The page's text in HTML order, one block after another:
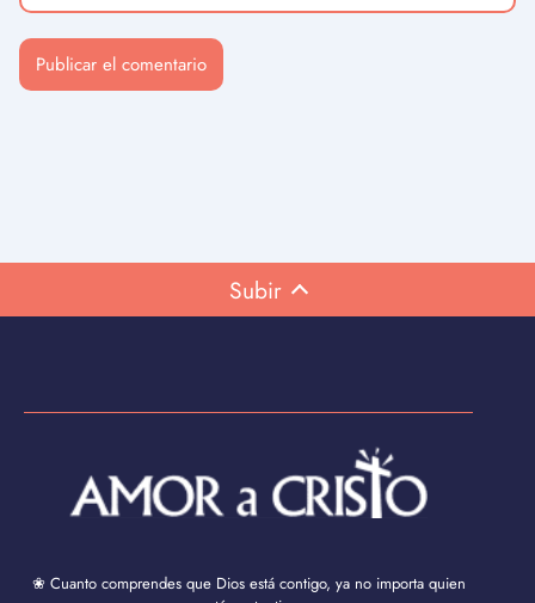
Subir
❀ Cuanto comprendes que Dios está contigo, ya no importa quien